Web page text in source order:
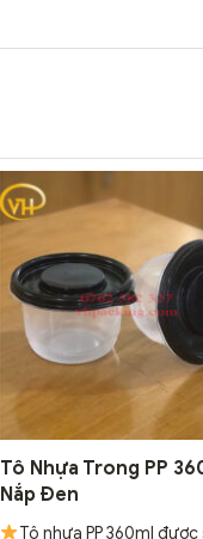
Tô Nhựa Trong PP
Nắp Đen
Tô nhựa PP 360ml